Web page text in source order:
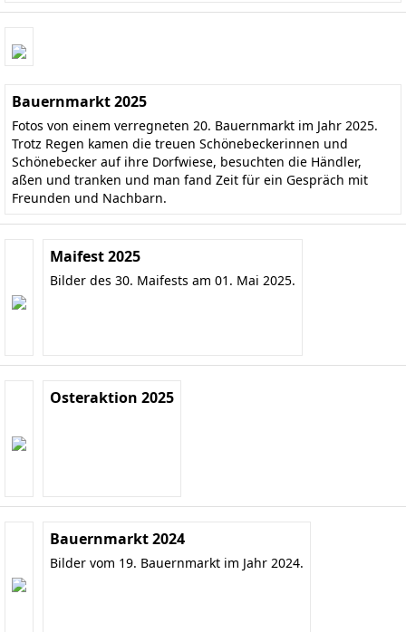
Bauernmarkt 2025
Fotos von einem verregneten 20. Bauernmarkt im Jahr 2025.
Trotz Regen kamen die treuen Schönebeckerinnen und
Schönebecker auf ihre Dorfwiese, besuchten die Händler,
aßen und tranken und man fand Zeit für ein Gespräch mit
Freunden und Nachbarn.
Maifest 2025
Bilder des 30. Maifests am 01. Mai 2025.
Osteraktion 2025
Bauernmarkt 2024
Bilder vom 19. Bauernmarkt im Jahr 2024.